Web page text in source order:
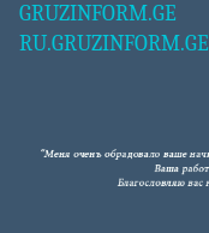
GRUZINFORM.GE
RU.GRUZINFORM.GE